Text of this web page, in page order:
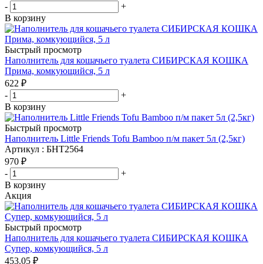
-
+
В корзину
Быстрый просмотр
Наполнитель для кошачьего туалета СИБИРСКАЯ КОШКА
Прима, комкующийся, 5 л
622 ₽
-
+
В корзину
Быстрый просмотр
Наполнитель Little Friends Tofu Bamboo п/м пакет 5л (2,5кг)
Артикул : БНТ2564
970 ₽
-
+
В корзину
Акция
Быстрый просмотр
Наполнитель для кошачьего туалета СИБИРСКАЯ КОШКА
Супер, комкующийся, 5 л
453.05 ₽